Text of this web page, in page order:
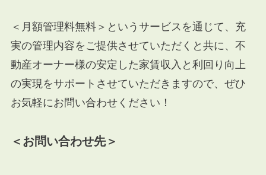
＜月額管理料無料＞というサービスを通じて、充
実の管理内容をご提供させていただくと共に、不
動産オーナー様の安定した家賃収入と利回り向上
の実現をサポートさせていただきますので、ぜひ
お気軽にお問い合わせください！
＜お問い合わせ先＞